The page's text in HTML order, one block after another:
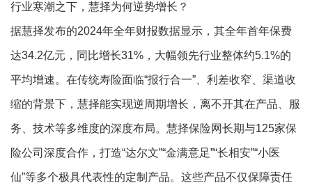
行业寒潮之下，慧择为何逆势增长？
据慧择发布的2024年全年财报数据显示，其全年首年保费
达34.2亿元，同比增长31%，大幅领先行业整体约5.1%的
平均增速。在传统寿险面临“报行合一”、利差收窄、渠道收
缩的背景下，慧择能实现逆周期增长，离不开其在产品、服
务、技术等多维度的深度布局。慧择保险网长期与125家保
险公司深度合作，打造“达尔文”“金满意足”“长相安”“小医
仙”等多个极具代表性的定制产品。这些产品不仅保障责任